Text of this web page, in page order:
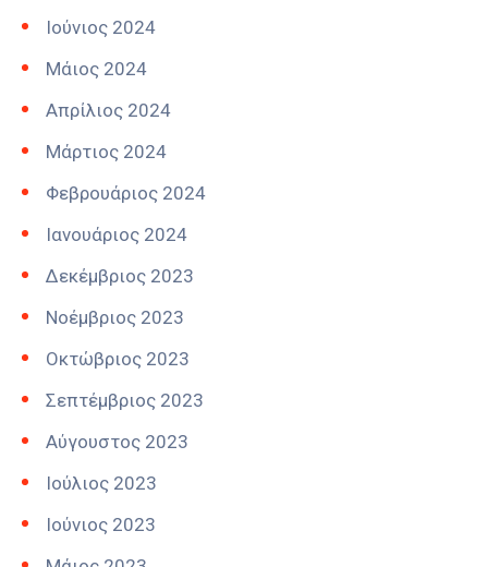
Ιούνιος 2024
Μάιος 2024
Απρίλιος 2024
Μάρτιος 2024
Φεβρουάριος 2024
Ιανουάριος 2024
Δεκέμβριος 2023
Νοέμβριος 2023
Οκτώβριος 2023
Σεπτέμβριος 2023
Αύγουστος 2023
Ιούλιος 2023
Ιούνιος 2023